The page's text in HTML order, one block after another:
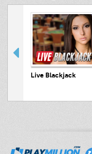
Live Blackjack